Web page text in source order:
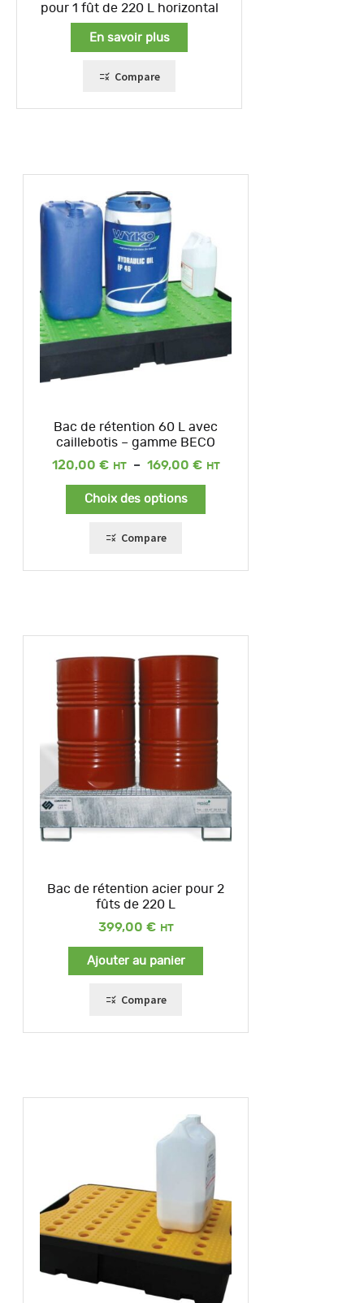
pour 1 fût de 220 L horizontal
En savoir plus
Compare
Bac de rétention 60 L avec
caillebotis – gamme BECO
120,00 € – 169,00 €
Plage
Choix des options
Compare
Bac de rétention acier pour 2
fûts de 220 L
399,00 €
Ajouter au panier
Compare